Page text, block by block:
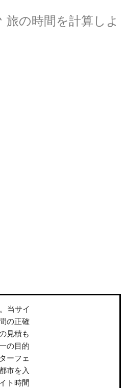
旅の時間を計算しよ
当サイ
の正確
見積も
の目的
ーフェ
市を入
ト時間